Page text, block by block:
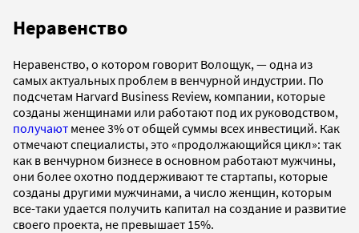
Неравенство
Неравенство, о котором говорит Волощук, — одна из
самых актуальных проблем в венчурной индустрии. По
подсчетам Harvard Business Review, компании, которые
созданы женщинами или работают под их руководством,
получают менее 3% от общей суммы всех инвестиций. Как
отмечают специалисты, это «продолжающийся цикл»: так
как в венчурном бизнесе в основном работают мужчины,
они более охотно поддерживают те стартапы, которые
созданы другими мужчинами, а число женщин, которым
все-таки удается получить капитал на создание и развитие
своего проекта, не превышает 15%.